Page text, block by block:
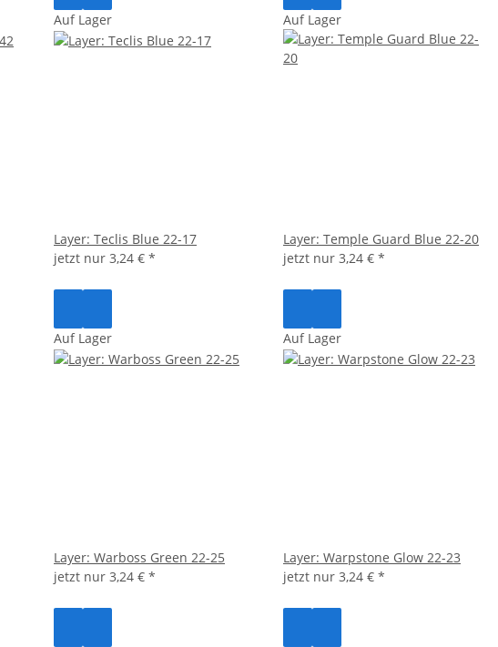
Auf Lager
Layer: Teclis Blue 22-17
jetzt nur 3,24 € *
Auf Lager
Layer: Temple Guard Blue 22-20
jetzt nur 3,24 € *
Auf Lager
Layer: Warboss Green 22-25
jetzt nur 3,24 € *
Auf Lager
Layer: Warpstone Glow 22-23
jetzt nur 3,24 € *